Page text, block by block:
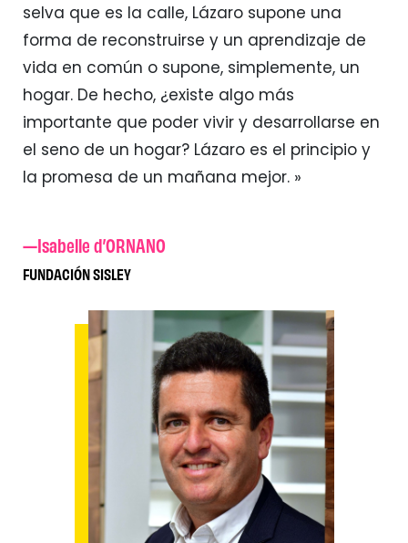
selva que es la calle, Lázaro supone una
forma de reconstruirse y un aprendizaje de
vida en común o supone, simplemente, un
hogar. De hecho, ¿existe algo más
importante que poder vivir y desarrollarse en
el seno de un hogar? Lázaro es el principio y
la promesa de un mañana mejor. »
—Isabelle d’ORNANO
FUNDACIÓN SISLEY